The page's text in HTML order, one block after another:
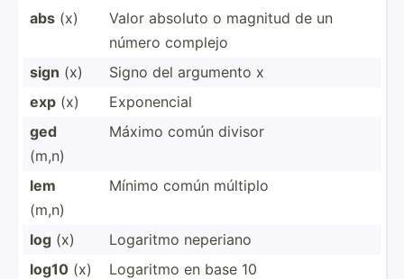
abs (x)
Valor absoluto o magnitud de un
número complejo
sign (x)
Signo del argumento x
exp (x)
Expone­ncial
ged
(m,n)
Máximo común divisor
lem
(m,n)
Mínimo común múltiplo
log (x)
Logaritmo neperiano
log10 (x)
Logaritmo en base 10